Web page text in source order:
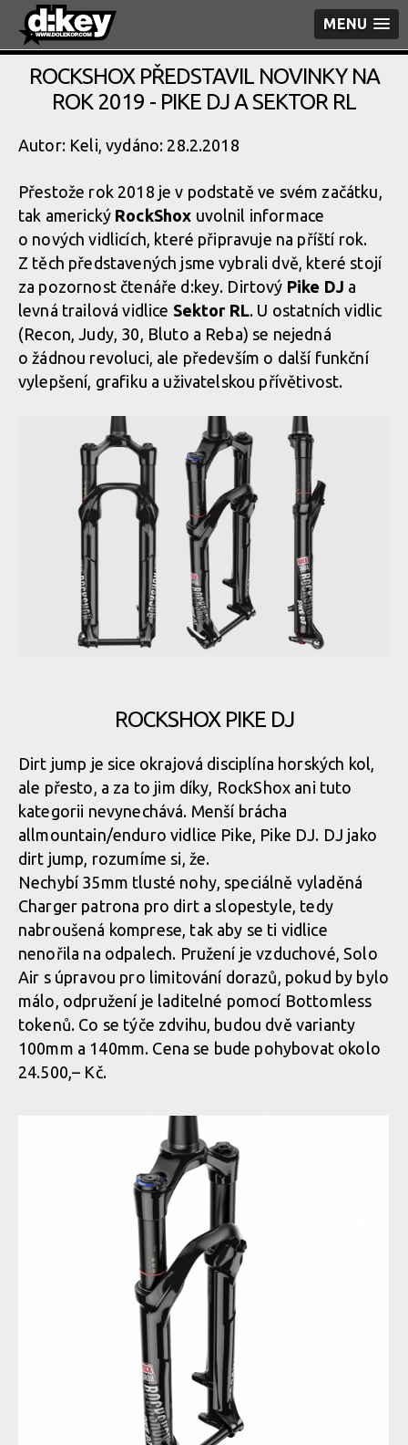
MENU
ROCKSHOX PŘEDSTAVIL NOVINKY NA
ROK 2019 - PIKE DJ A SEKTOR RL
Autor: Keli, vydáno: 28.2.2018
Přestože rok 2018 je v podstatě ve svém začátku,
tak americký RockShox uvolnil informace
o nových vidlicích, které připravuje na příští rok.
Z těch představených jsme vybrali dvě, které stojí
za pozornost čtenáře d:key. Dirtový Pike DJ a
levná trailová vidlice Sektor RL. U ostatních vidlic
(Recon, Judy, 30, Bluto a Reba) se nejedná
o žádnou revoluci, ale především o další funkční
vylepšení, grafiku a uživatelskou přívětivost.
ROCKSHOX PIKE DJ
Dirt jump je sice okrajová disciplína horských kol,
ale přesto, a za to jim díky, RockShox ani tuto
kategorii nevynechává. Menší brácha
allmountain/enduro vidlice Pike, Pike DJ. DJ jako
dirt jump, rozumíme si, že.
Nechybí 35mm tlusté nohy, speciálně vyladěná
Charger patrona pro dirt a slopestyle, tedy
nabroušená komprese, tak aby se ti vidlice
nenořila na odpalech. Pružení je vzduchové, Solo
Air s úpravou pro limitování dorazů, pokud by bylo
málo, odpružení je laditelné pomocí Bottomless
tokenů. Co se týče zdvihu, budou dvě varianty
100mm a 140mm. Cena se bude pohybovat okolo
24.500,– Kč.